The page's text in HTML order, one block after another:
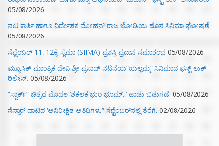
05/08/2026
ನಟ ಕಾರ್ತಿ ಹಾಗೂ ನಿರ್ದೇಶಕ ಮೋಹನ್ ರಾಜ ಜೋಡಿಯ ಹೊಸ ಸಿನಿಮಾ ಘೋಷಣೆ
05/08/2026
ಸೆಪ್ಟೆಂಬರ್ 11, 12ಕ್ಕೆ ಸೈಮಾ (SIIMA) ಪ್ರಶಸ್ತಿ ಪ್ರದಾನ ಸಮಾರಂಭ 05/08/2026
ಮ್ಯೂಸಿಕ್‌ ಮಾಂತ್ರಿಕ ದೇವಿ ಶ್ರೀ ಪ್ರಸಾದ್ ನಟನೆಯ”ಯಲ್ಲಮ್ಮ” ಸಿನಿಮಾದ ಫಸ್ಟ್‌ ಲುಕ್‌
ರಿಲೀಸ್. 05/08/2026
“ಸ್ಪಾರ್ಕ್” ಚಿತ್ರದ ಮೊದಲ‌ ‘ಶಕಲಕ ಭುಂ‌ ಭೂಮ್..’ ಹಾಡು ಬಿಡುಗಡೆ. 05/08/2026
ಸೆನ್ಸಾರ್ ದಾಟಿದ ‘ಅನಿರೀಕ್ಷಿತ ಅತಿಥಿಗಳು” ಸೆಪ್ಟೆಂಬರ್‌ನಲ್ಲಿ ತೆರೆಗೆ. 02/08/2026